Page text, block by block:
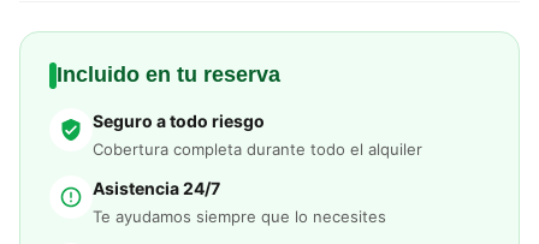
Incluido en tu reserva
Seguro a todo riesgo
Cobertura completa durante todo el alquiler
Asistencia 24/7
Te ayudamos siempre que lo necesites